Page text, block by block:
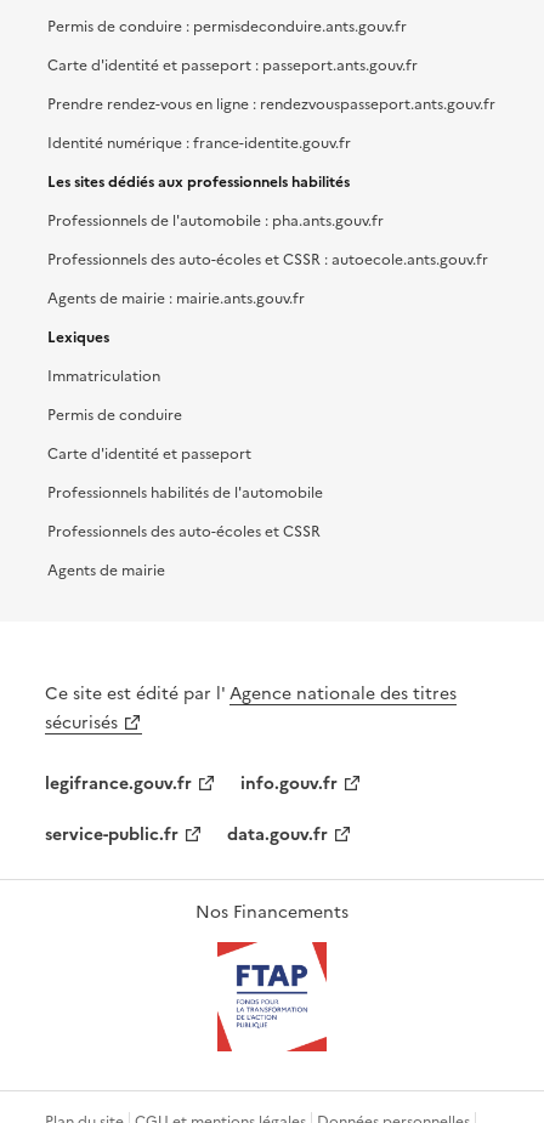
Permis de conduire : permisdeconduire.ants.gouv.fr
Carte d'identité et passeport : passeport.ants.gouv.fr
Prendre rendez-vous en ligne : rendezvouspasseport.ants.gouv.fr
Identité numérique : france-identite.gouv.fr
Les sites dédiés aux professionnels habilités
Professionnels de l'automobile : pha.ants.gouv.fr
Professionnels des auto-écoles et CSSR : autoecole.ants.gouv.fr
Agents de mairie : mairie.ants.gouv.fr
Lexiques
Immatriculation
Permis de conduire
Carte d'identité et passeport
Professionnels habilités de l'automobile
Professionnels des auto-écoles et CSSR
Agents de mairie
Ce site est édité par l'Agence nationale des titres
sécurisés
legifrance.gouv.fr
info.gouv.fr
service-public.fr
data.gouv.fr
Nos Financements